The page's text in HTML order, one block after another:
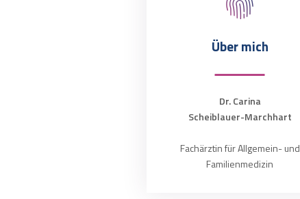
Über mich
Dr. Carina
Scheiblauer-Marchhart
Fachärztin für Allgemein- und
Familienmedizin